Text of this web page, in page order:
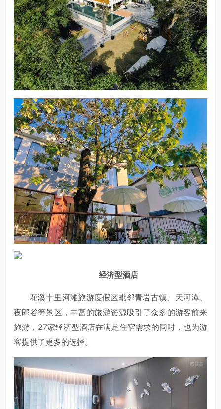
经济型酒店
花溪十里河滩旅游度假区毗邻青岩古镇、天河潭、
夜郎谷等景区，丰富的旅游资源吸引了众多的游客前来
旅游，27家经济型酒店在满足住宿需求的同时，也为游
客提供了更多的选择。